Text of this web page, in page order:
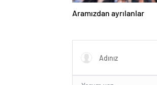
Aramızdan ayrılanlar